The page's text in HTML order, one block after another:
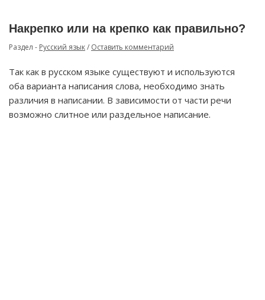
Накрепко или на крепко как правильно?
Раздел - Русский язык/ Оставить комментарий
Так как в русском языке существуют и используются
оба варианта написания слова, необходимо знать
различия в написании. В зависимости от части речи
возможно слитное или раздельное написание.